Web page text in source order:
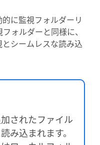
に監視フォルダーリ
ォルダーと同様に、
シームレスな読み込
されたファイル
み込まれます。